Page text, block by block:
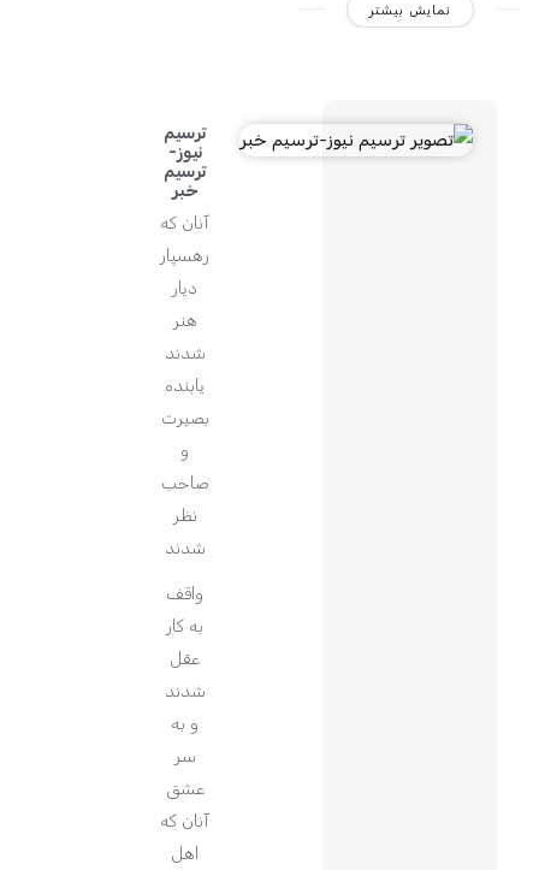
نمایش بیشتر
ترسیم
نیوز-
ترسیم
خبر
آنان که
رهسپار
دیار
هنر
شدند
یابنده
بصیرت
و
صاحب
نظر
شدند
واقف
به کار
عقل
شدند
و به
سر
عشق
آنان که
اهل